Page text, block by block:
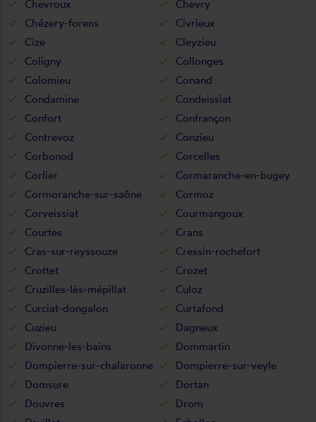
Chevroux
Chevry
Chézery-forens
Civrieux
Cize
Cleyzieu
Coligny
Collonges
Colomieu
Conand
Condamine
Condeissiat
Confort
Confrançon
Contrevoz
Conzieu
Corbonod
Corcelles
Corlier
Cormaranche-en-bugey
Cormoranche-sur-saône
Cormoz
Corveissiat
Courmangoux
Courtes
Crans
Cras-sur-reyssouze
Cressin-rochefort
Crottet
Crozet
Cruzilles-lès-mépillat
Culoz
Curciat-dongalon
Curtafond
Cuzieu
Dagneux
Divonne-les-bains
Dommartin
Dompierre-sur-chalaronne
Dompierre-sur-veyle
Domsure
Dortan
Douvres
Drom